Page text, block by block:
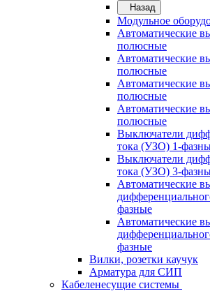
Назад
Модульное
Автоматические
полюсные
Автоматические
полюсные
Автоматические
полюсные
Автоматические
полюсные
Выключатели
тока (УЗО) 1-
Выключатели
тока (УЗО) 3-
Автоматические
фазные
Автоматические
фазные
Вилки, розетки каучук
Арматура для СИП
Кабеленесущие системы